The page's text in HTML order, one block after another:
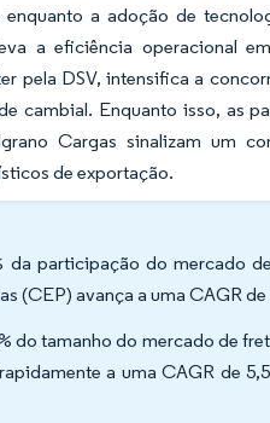
enquanto a adoção de
a eficiência operacional
pela DSV, intensifica a
cambial. Enquanto isso, as
Cargas sinalizam um
de exportação.
participação do mercado
(CEP) avança a uma CAGR de
do tamanho do mercado de
a uma CAGR de